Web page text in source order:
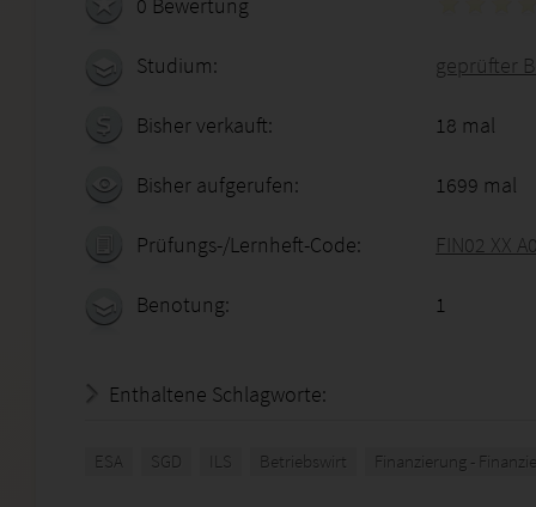
Studium: geprüfter
Bisher verkauft: 18 mal
Bisher aufgerufen: 1699 mal
Prüfungs-/Lernheft-Code: FIN02 XX
Benotung: 1
Enthaltene Schlagworte:
ESA SGD ILS Betriebswirt Finanzierung -